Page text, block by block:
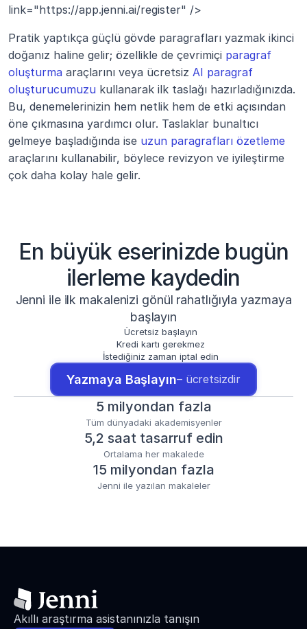
link="https://app.jenni.ai/register" />
Pratik yaptıkça güçlü gövde paragrafları yazmak ikinci
doğanız haline gelir; özellikle de çevrimiçi paragraf
oluşturma araçlarını veya ücretsiz AI paragraf
oluşturucumuzu kullanarak ilk taslağı hazırladığınızda.
Bu, denemelerinizin hem netlik hem de etki açısından
öne çıkmasına yardımcı olur. Taslaklar bunaltıcı
gelmeye başladığında ise uzun paragrafları özetleme
araçlarını kullanabilir, böylece revizyon ve iyileştirme
çok daha kolay hale gelir.
En büyük eserinizde bugün
ilerleme kaydedin
Jenni ile ilk makalenizi gönül rahatlığıyla yazmaya
başlayın
Ücretsiz başlayın
Kredi kartı gerekmez
İstediğiniz zaman iptal edin
Yazmaya Başlayın– ücretsizdir
5 milyondan fazla
Tüm dünyadaki akademisyenler
5,2 saat tasarruf edin
Ortalama her makalede
15 milyondan fazla
Jenni ile yazılan makaleler
Akıllı araştırma asistanınızla tanışın